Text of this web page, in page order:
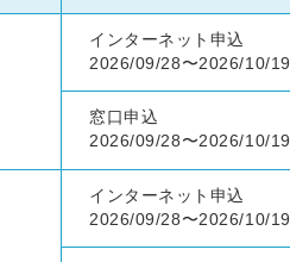
インターネット申込
2026/09/28〜2026/10/19
窓口申込
2026/09/28〜2026/10/19
インターネット申込
2026/09/28〜2026/10/19